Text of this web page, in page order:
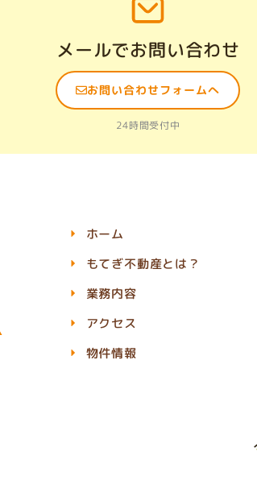
メールでお問い合わせ
お問い合わせフォームへ
24時間受付中
ホーム
もてぎ不動産とは？
業務内容
アクセス
物件情報